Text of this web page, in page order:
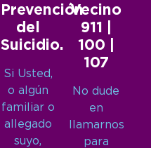
Prevención
del
Suicidio.
Si Usted,
o algún
familiar o
allegado
suyo,
Vecino
911 |
100 |
107
No dude
en
llamarnos
para